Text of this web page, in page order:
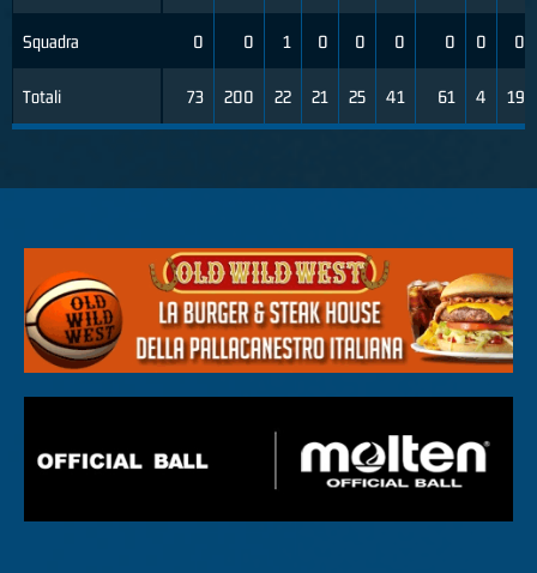
Squadra
Totali
0 0 1 0 0 0 0 0 0
73 200 22 21 25 41 61 4 19